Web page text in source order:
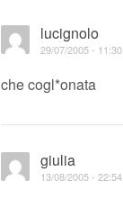
lucignolo
29/07/2005 - 11:30
che cogl*onata
giulia
13/08/2005 - 22:54